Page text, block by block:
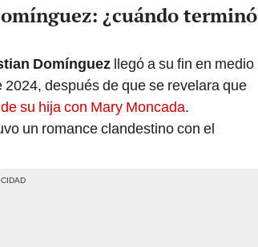
¿cuándo terminó
Domínguez llegó a su fin en medio
después de que se revelara que
su hija con Mary Moncada.
un romance clandestino con el